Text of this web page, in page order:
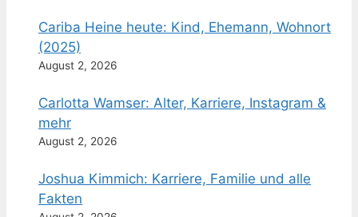
Cariba Heine heute: Kind, Ehemann, Wohnort
(2025)
August 2, 2026
Carlotta Wamser: Alter, Karriere, Instagram &
mehr
August 2, 2026
Joshua Kimmich: Karriere, Familie und alle
Fakten